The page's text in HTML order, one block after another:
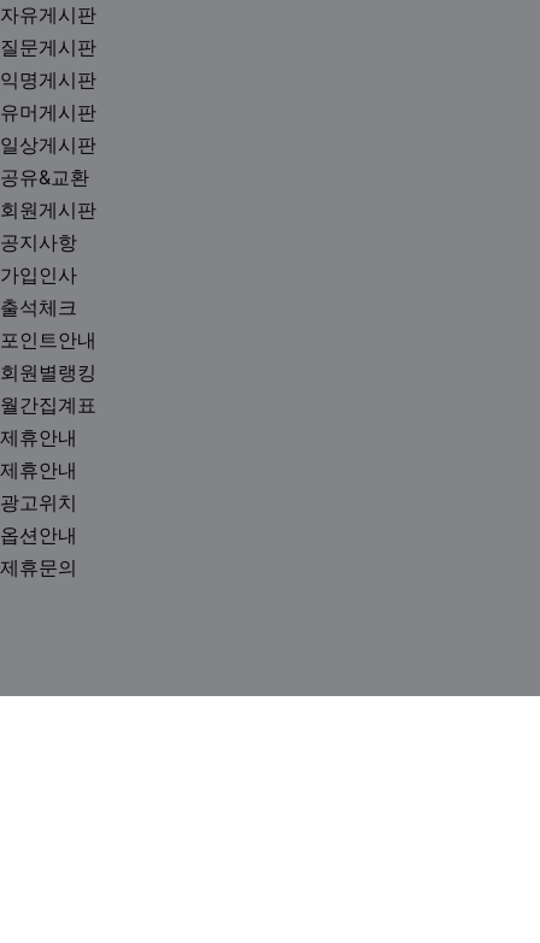
자유게시판
질문게시판
익명게시판
유머게시판
일상게시판
공유&교환
회원게시판
공지사항
가입인사
출석체크
포인트안내
회원별랭킹
월간집계표
제휴안내
제휴안내
광고위치
옵션안내
제휴문의